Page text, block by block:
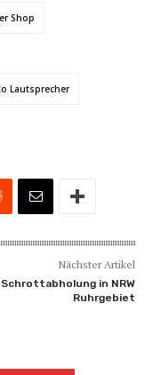
Shop
Lautsprecher
Nächster Artikel
Schrottabholung in NRW
Ruhrgebiet